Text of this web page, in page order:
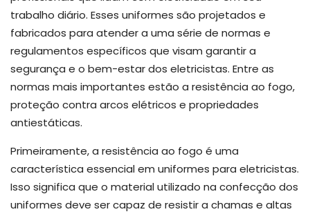
trabalho diário. Esses uniformes são projetados e
fabricados para atender a uma série de normas e
regulamentos específicos que visam garantir a
segurança e o bem-estar dos eletricistas. Entre as
normas mais importantes estão a resistência ao fogo,
proteção contra arcos elétricos e propriedades
antiestáticas.
Primeiramente, a resistência ao fogo é uma
característica essencial em uniformes para eletricistas.
Isso significa que o material utilizado na confecção dos
uniformes deve ser capaz de resistir a chamas e altas